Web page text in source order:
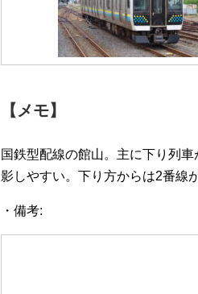
【メモ】
国鉄型配線の館山。主に下り列
影しやすい。下り方からは2番線
・備考: